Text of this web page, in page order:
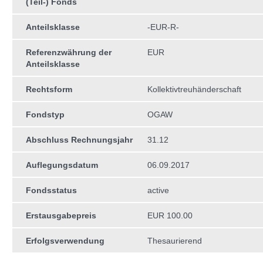
Anteilsklasse -EUR-R-
Referenzwährung der
Anteilsklasse
EUR
Rechtsform Kollektivtreuhän­derschaft
Fondstyp OGAW
Abschluss Rechnungsjahr 31.12
Auflegungsdatum 06.09.2017
Fondsstatus active
Erstausgabepreis EUR 100.00
Erfolgsverwendung Thesaurierend